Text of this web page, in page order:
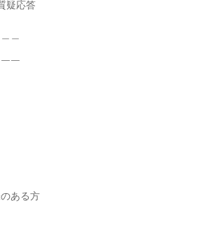
疑応答
￣
ある方